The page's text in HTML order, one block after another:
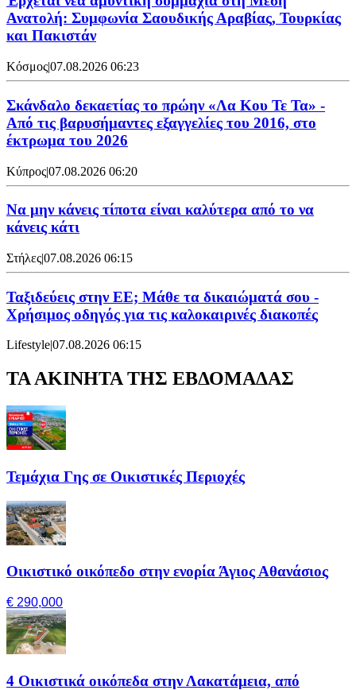
Ανατολή: Συμφωνία Σαουδικής Αραβίας, Τουρκίας
και Πακιστάν
Κόσμος|07.08.2026 06:23
Σκάνδαλο δεκαετίας το πρώην «Λα Κου Τε Τα» -
Από τις βαρυσήμαντες εξαγγελίες του 2016, στο
έκτρωμα του 2026
Κύπρος|07.08.2026 06:20
Να μην κάνεις τίποτα είναι καλύτερα από το να
κάνεις κάτι
Στήλες|07.08.2026 06:15
Ταξιδεύεις στην ΕΕ; Μάθε τα δικαιώματά σου -
Χρήσιμος οδηγός για τις καλοκαιρινές διακοπές
Lifestyle|07.08.2026 06:15
ΤΑ ΑΚΙΝΗΤΑ ΤΗΣ ΕΒΔΟΜΑΔΑΣ
Τεμάχια Γης σε Οικιστικές Περιοχές
Οικιστικό οικόπεδο στην ενορία Άγιος Αθανάσιος
€ 290,000
4 Οικιστικά οικόπεδα στην Λακατάμεια, από